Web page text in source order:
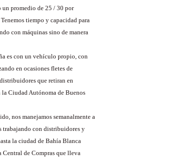
un promedio de 25 / 30 por
tiempo y capacidad para
con máquinas sino de manera
es con un vehículo propio, con
en ocasiones fletes de
que retiran en
la Ciudad Autónoma de Buenos
nos manejamos semanalmente a
trabajando con distribuidores y
la ciudad de Bahía Blanca
de Compras que lleva